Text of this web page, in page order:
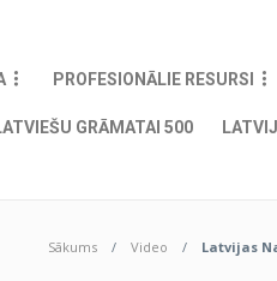
PROFESIONĀLIE RESURSI
GRĀMATAI 500
Sākums Video Latvijas